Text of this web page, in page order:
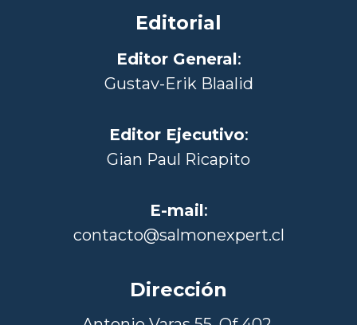
Editorial
Editor General:
Gustav-Erik Blaalid
Editor Ejecutivo:
Gian Paul Ricapito
E-mail:
contacto@salmonexpert.cl
Dirección